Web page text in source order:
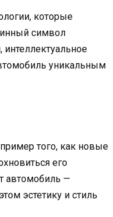
которые
символ
уникальным
того, как новые
его
автомобиль —
эстетику и стиль